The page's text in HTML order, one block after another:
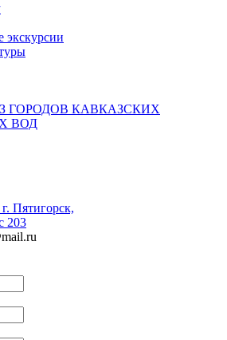
экскурсии
ГОРОДОВ КАВКАЗСКИХ
ВОД
Пятигорск,
203